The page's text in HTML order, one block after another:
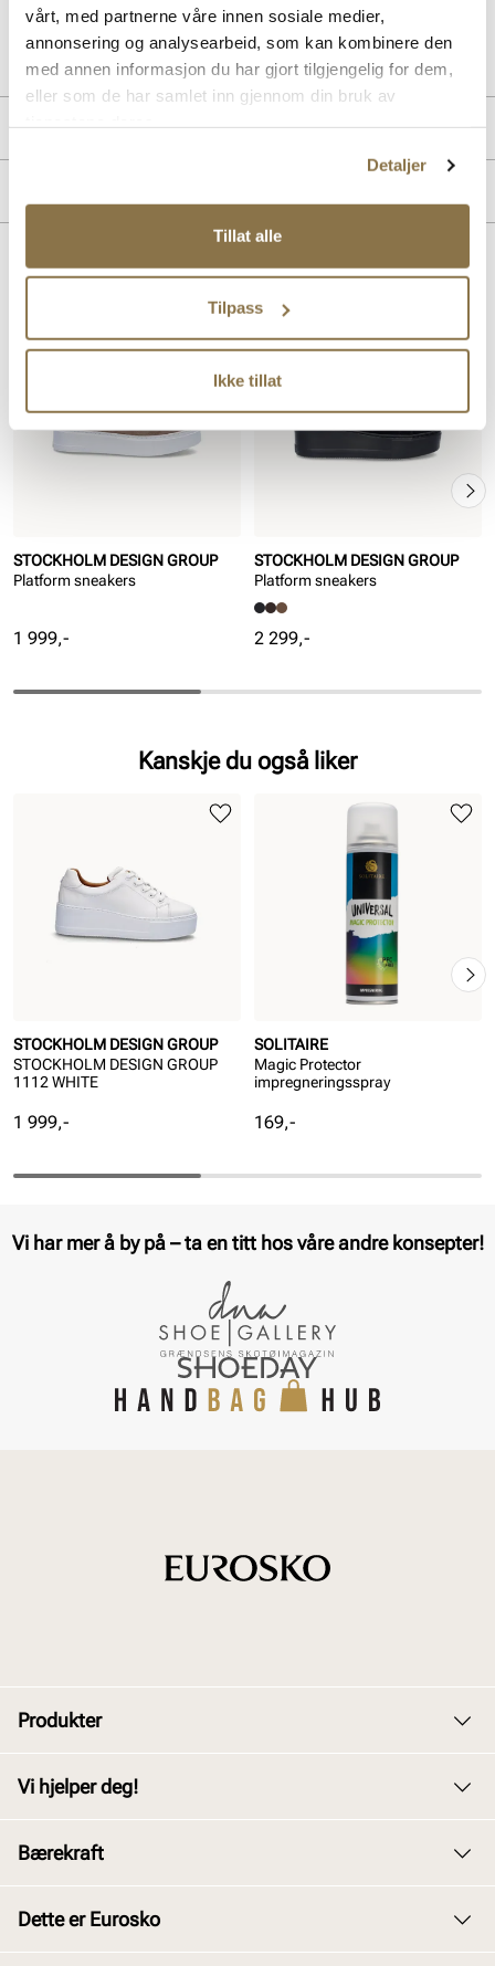
vårt, med partnerne våre innen sosiale medier,
annonsering og analysearbeid, som kan kombinere den
med annen informasjon du har gjort tilgjengelig for dem,
eller som de har samlet inn gjennom din bruk av
Detaljer
Tillat alle
Tilpass
Ikke tillat
32643021
24V1113
Produktdetaljer
For:Skinn
Lignende produkter
STOCKHOLM DESIGN GROUP
Platform sneakers
Pris
1 999,-
STOCKHOLM DESIGN GROUP
Platform sneakers
Pris
2 299,-
Kanskje du også liker
STOCKHOLM DESIGN GROUP
STOCKHOLM DESIGN GROUP
1112 WHITE
Pris
1 999,-
SOLITAIRE
Magic Protector
impregneringsspray
Pris
169,-
Vi har mer å by på – ta en titt hos våre andre konsepter!
Produkter
Barn
Vi hjelper deg!
Kjøpsbetingelser
Bærekraft
Dette er Eurosko